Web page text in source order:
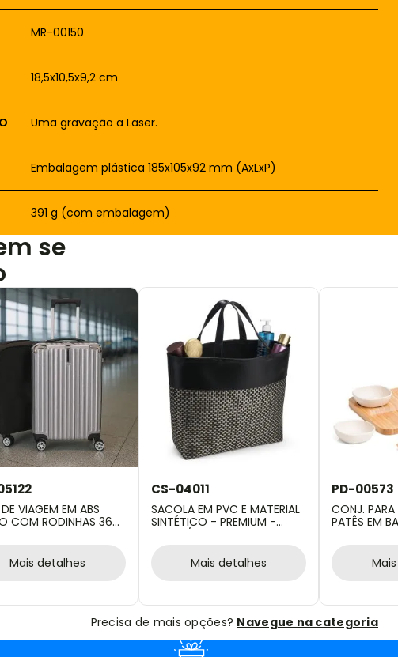
MR-00150
18,5x10,5x9,2 cm
Uma gravação a Laser.
Embalagem plástica 185x105x92 mm (AxLxP)
391 g (com embalagem)
se
VIAGEM EM ABS
COM RODINHAS 360º
Mais detalhes
CS-04011
SACOLA EM PVC E MATERIAL
SINTÉTICO - PREMIUM -
PRETO/XADREZ
Mais detalhes
PD-00573
CONJ. PARA
PATÊS EM
Precisa de mais opções? Navegue na categoria